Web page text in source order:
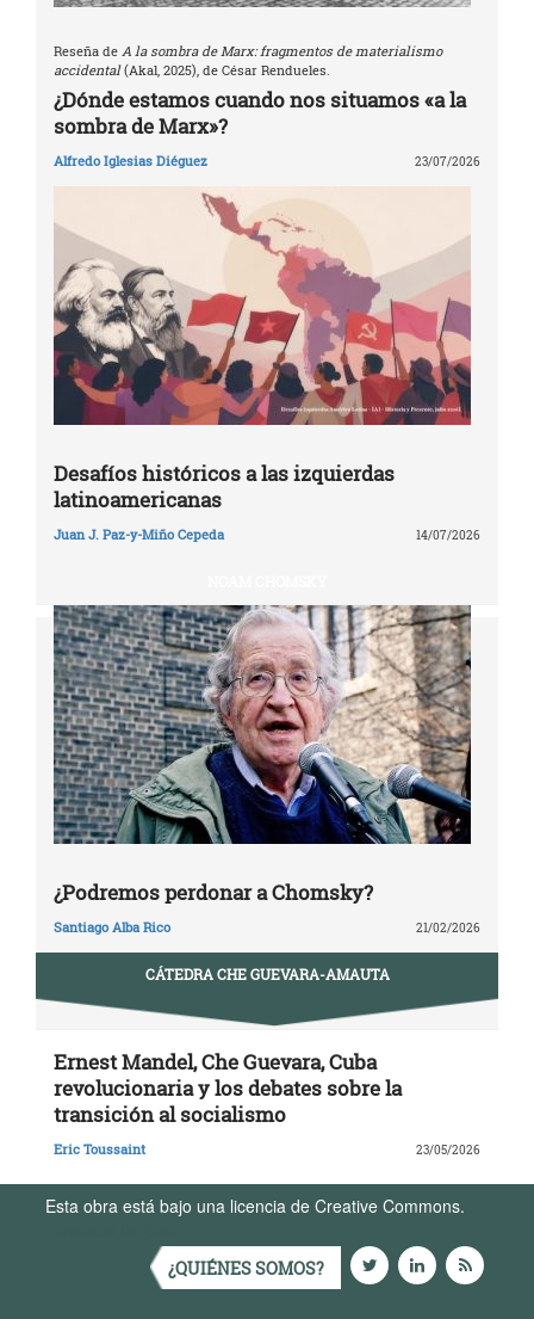
Reseña de A la sombra de Marx: fragmentos de materialismo
accidental(Akal, 2025), de César Rendueles.
¿Dónde estamos cuando nos situamos «a la
sombra de Marx»?
Alfredo Iglesias Diéguez 23/07/2026
Desafíos históricos a las izquierdas
latinoamericanas
Juan J. Paz-y-Miño Cepeda 14/07/2026
¿Podremos perdonar a Chomsky?
Santiago Alba Rico 21/02/2026
CÁTEDRA CHE GUEVARA-AMAUTA
Ernest Mandel, Che Guevara, Cuba
revolucionaria y los debates sobre la
transición al socialismo
Eric Toussaint 23/05/2026
Esta obra está bajo una licencia de Creative Commons.
¿QUIÉNES SOMOS?